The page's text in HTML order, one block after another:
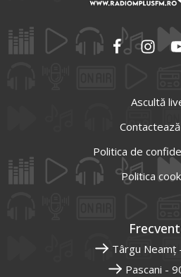
Ascultă
Politica de
Politica
Târgu Neamț
Pascani -